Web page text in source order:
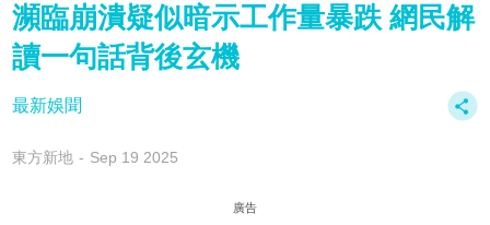
瀕臨崩潰疑似暗示工作量暴跌 網民解
讀一句話背後玄機
最新娛聞
東方新地 Sep 19 2025
廣告